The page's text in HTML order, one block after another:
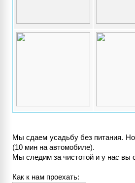
Мы сдаем усадьбу без питания.
(10 мин на автомобиле).
Мы следим за чистотой и у нас вы
Как к нам проехать: